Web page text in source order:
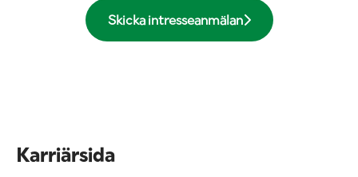
Skicka intresseanmälan
Karriärsida